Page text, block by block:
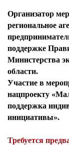
Организатор
региональное
поддержке
Министерства
области.
Участие в
нацпроекту
поддержка
инициативы».
Требуется